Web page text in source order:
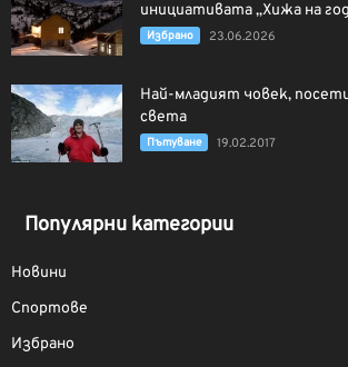
инициативата „Хижа на
Избрано 23.06.2026
Най-младият човек,
света
Пътуване 19.02.2017
Популярни категории
Новини
Спортове
Избрано